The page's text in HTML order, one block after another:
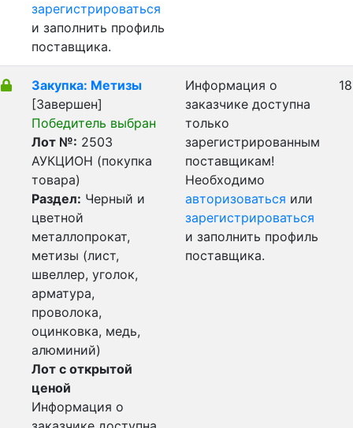
зарегистрироваться
и заполнить профиль
поставщика.
Закупка: Метизы
[Завершен]
Победитель выбран
Лот №: 2503
АУКЦИОН (покупка
товара)
Раздел: Черный и
цветной
металлопрокат,
метизы (лист,
швеллер, уголок,
арматура,
проволока,
оцинковка, медь,
алюминий)
Лот с открытой
ценой
Информация о
Информация о
заказчике доступна
только
зарегистрированным
поставщикам!
Необходимо
авторизоваться или
зарегистрироваться
и заполнить профиль
поставщика.